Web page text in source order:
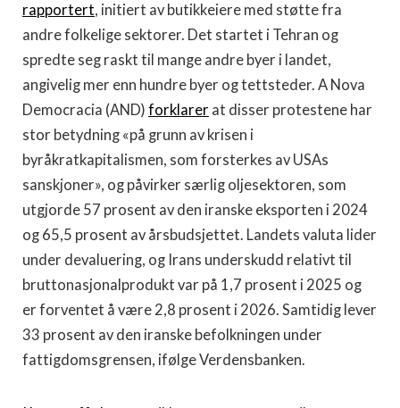
rapportert, initiert av butikkeiere med støtte fra
andre folkelige sektorer. Det startet i Tehran og
spredte seg raskt til mange andre byer i landet,
angivelig mer enn hundre byer og tettsteder. A Nova
Democracia (AND) forklarer at disser protestene har
stor betydning «på grunn av krisen i
byråkratkapitalismen, som forsterkes av USAs
sanskjoner», og påvirker særlig oljesektoren, som
utgjorde 57 prosent av den iranske eksporten i 2024
og 65,5 prosent av årsbudsjettet. Landets valuta lider
under devaluering, og Irans underskudd relativt til
bruttonasjonalprodukt var på 1,7 prosent i 2025 og
er forventet å være 2,8 prosent i 2026. Samtidig lever
33 prosent av den iranske befolkningen under
fattigdomsgrensen, ifølge Verdensbanken.